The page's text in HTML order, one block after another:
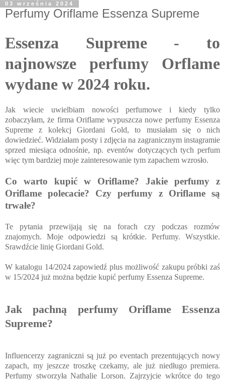
03 września 2024
Perfumy Oriflame Essenza Supreme
Essenza Supreme - to
najnowsze perfumy Orflame
wydane w 2024 roku.
Jak wiecie uwielbiam nowości perfumowe i kiedy tylko
zobaczyłam, że firma Oriflame wypuszcza nowe perfumy Essenza
Supreme z kolekcj Giordani Gold, to musiałam się o nich
dowiedzieć. Widziałam posty i zdjęcia na zagranicznym instagramie
sprzed miesiąca odnośnie, np. eventów dotyczących tych perfum
więc tym bardziej moje zainteresowanie tym zapachem wzrosło.
Co warto kupić w Oriflame? Jakie perfumy z
Oriflame polecacie? Czy perfumy z Oriflame są
trwałe?
Te pytania przewijają się na forach czy podczas rozmów
znajomych. Moje odpowiedzi są krótkie. Perfumy. Wszystkie.
Srawdźcie linię Giordani Gold.
W katalogu 14/2024 zapowiedź plus możliwość zakupu próbki zaś
w 15/2024 już można będzie kupić perfumy Essenza Supreme.
Jak pachną perfumy Oriflame Essenza
Supreme?
Influencerzy zagraniczni są już po eventach prezentujących nowy
zapach, my jeszcze troszkę czekamy, ale już niedługo premiera.
Perfumy stworzyła Nathalie Lorson. Zajrzyjcie wkrótce do tego